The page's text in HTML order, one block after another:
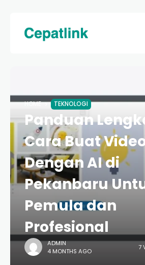
HOME TEKNOLOGI
Panduan
Cara Buat
Dengan AI di
Pekanbaru
Pemula dan
Profesional
ADMIN
4 MONTHS AGO
7